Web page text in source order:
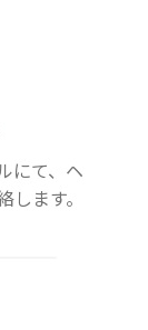
にて、ヘ
ます。